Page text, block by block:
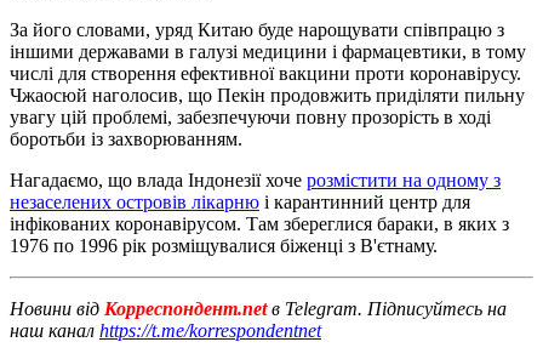
За його словами, уряд Китаю буде нарощувати співпрацю з
іншими державами в галузі медицини і фармацевтики, в тому
числі для створення ефективної вакцини проти коронавірусу.
Чжаосюй наголосив, що Пекін продовжить приділяти пильну
увагу цій проблемі, забезпечуючи повну прозорість в ході
боротьби із захворюванням.
Нагадаємо, що влада Індонезії хоче розмістити на одному з
незаселених островів лікарню і карантинний центр для
інфікованих коронавірусом. Там збереглися бараки, в яких з
1976 по 1996 рік розміщувалися біженці з В'єтнаму.
Новини від Корреспондент.netв Telegram. Підписуйтесь на
наш канал https://t.me/korrespondentnet